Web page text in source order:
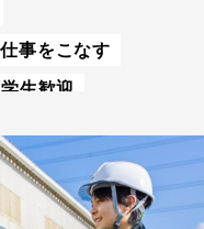
事をこなす
生歓迎